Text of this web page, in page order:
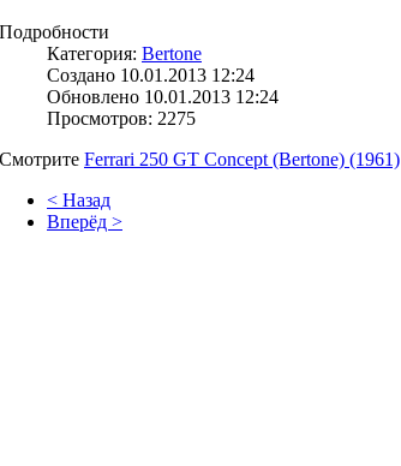
Подробности
Категория: Bertone
Создано 10.01.2013 12:24
Обновлено 10.01.2013 12:24
Просмотров: 2275
Смотрите Ferrari 250 GT Concept (Bertone) (1961)
< Назад
Вперёд >